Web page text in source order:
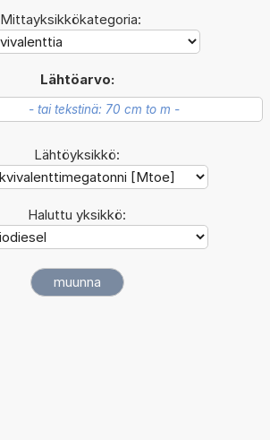
Mittayksikkökategoria:
Lähtöarvo:
Lähtöyksikkö:
Haluttu yksikkö: